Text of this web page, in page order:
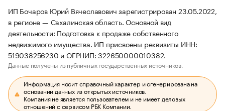
ИП Бочаров Юрий Вячеславович зарегистрирован 23.05.2022,
в регионе — Сахалинская область. Основной вид
деятельности: Подготовка к продаже собственного
недвижимого имущества. ИП присвоены реквизиты ИНН:
519038256230 и ОГРНИП: 322650000010382.
Данные получены из публичных государственных источников.
Информация носит справочный характер и сгенерирована на
основании данных из открытых источников.
Компания не является пользователем и не имеет деловых
отношений с сервисом РБК Компании.